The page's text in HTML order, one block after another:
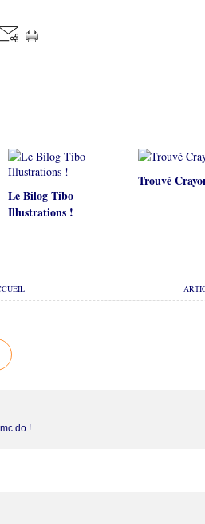
Le Bilog Tibo
Illustrations !
Trouvé
do !